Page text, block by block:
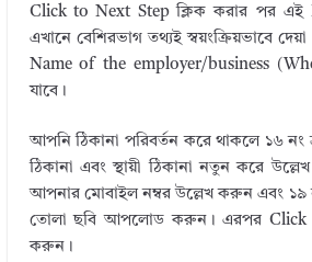
Click to Next Step ক্লিক করার পর এই
এখানে বেশিরভাগ তথ্যই স্বয়ংক্রিয়ভাবে
Name of the employer/business
যাবে।
আপনি ঠিকানা পরিবর্তন করে থাকলে ১৬ নং
ঠিকানা এবং স্থায়ী ঠিকানা নতুন করে
আপনার মোবাইল নম্বর উল্লেখ করুন এবং ১৯
তোলা ছবি আপলোড করুন। এরপর Click
করুন।